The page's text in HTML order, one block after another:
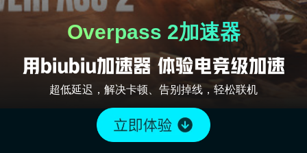
Overpass 2加速器
超低延迟，解决卡顿、告别掉线，轻松联机